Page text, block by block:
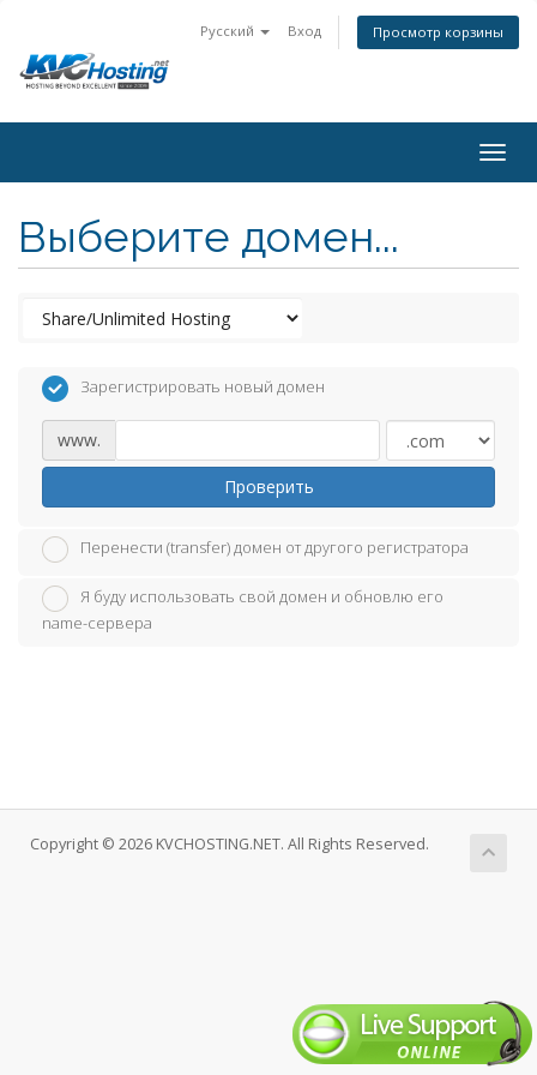
Русский Вход Просмотр корзины
Выберите домен...
Зарегистрировать новый домен
www.
Проверить
Перенести (transfer) домен от другого регистратора
Я буду использовать свой домен и обновлю его
name-сервера
Copyright © 2026 KVCHOSTING.NET. All Rights Reserved.